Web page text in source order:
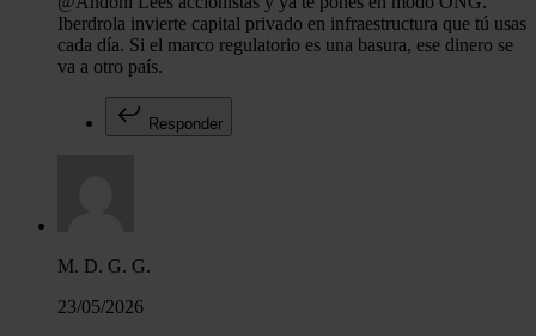
Iberdrola invierte capital privado en infraestructura que tú usas
cada día. Si el marco regulatorio es una basura, ese dinero se
va a otro país.
Responder
M. D. G. G.
23/05/2026